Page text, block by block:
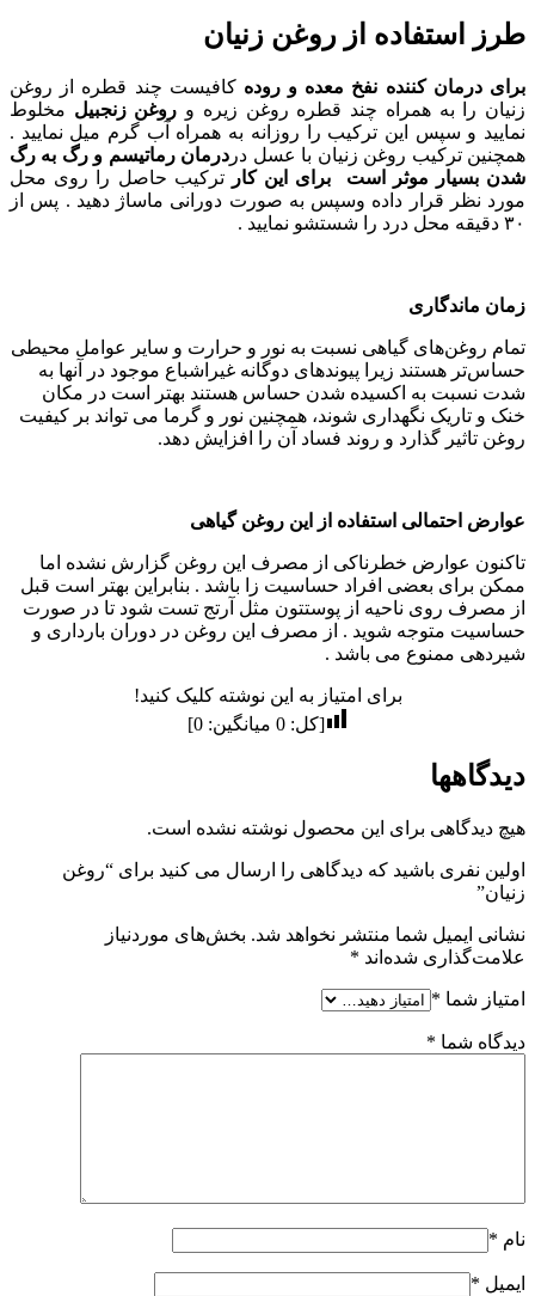
طرز استفاده از روغن زنیان
برای درمان کننده نفخ معده و رودهکافیست چند قطره از روغن
زنیان را به همراه چند قطره روغن زیره و روغن زنجبیل مخلوط
نمایید و سپس این ترکیب را روزانه به همراه آب گرم میل نمایید .
همچنین ترکیب روغن زنیان با عسل در درمان رماتیسم و رگ به رگ
شدن بسیار موثر است برای این کارترکیب حاصل را روی محل
مورد نظر قرار داده وسپس به صورت دورانی ماساژ دهید . پس از
۳۰ دقیقه محل درد را شستشو نمایید .
زمان ماندگاری
تمام روغن‌های گیاهی نسبت به نور و حرارت و سایر عوامل محیطی
حساس‌تر هستند زیرا پیوندهای دوگانه غیراشباع موجود در آنها به
شدت نسبت به اکسیده شدن حساس هستند بهتر است در مکان
خنک و تاریک نگهداری شوند، همچنین نور و گرما می تواند بر کیفیت
روغن تاثیر گذارد و روند فساد آن را افزایش دهد.
عوارض احتمالی استفاده از این روغن گیاهی
تاکنون عوارض خطرناکی از مصرف این روغن گزارش نشده اما
ممکن برای بعضی افراد حساسیت زا باشد . بنابراین بهتر است قبل
از مصرف روی ناحیه از پوستتون مثل آرتج تست شود تا در صورت
حساسیت متوجه شوید . از مصرف این روغن در دوران بارداری و
شیردهی ممنوع می باشد .
برای امتیاز به این نوشته کلیک کنید!
[کل:0 میانگین:0
]
دیدگاهها
هیچ دیدگاهی برای این محصول نوشته نشده است.
اولین نفری باشید که دیدگاهی را ارسال می کنید برای “روغن
زنیان”
نشانی ایمیل شما منتشر نخواهد شد. بخش‌های موردنیاز
علامت‌گذاری شده‌اند *
امتیاز شما *
دیدگاه شما *
نام *
ایمیل *